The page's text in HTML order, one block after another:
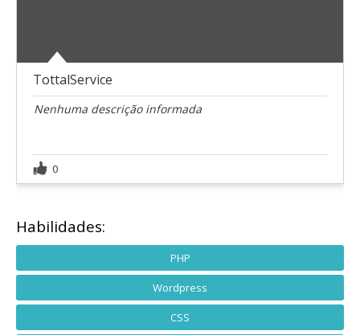
TottalService
Nenhuma descrição informada
0
Habilidades:
PHP
Wordpress
CSS